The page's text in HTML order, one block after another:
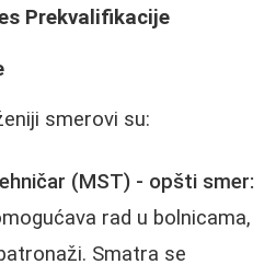
Prekvalifikacije
smerovi su:
(MST) - opšti smer:
rad u bolnicama,
Smatra se